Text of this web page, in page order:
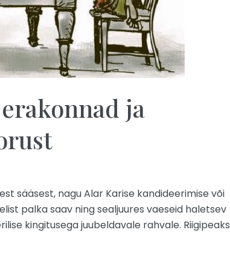
ja
sääsest, nagu Alar Karise kandideerimise või
palka saav ning sealjuures vaeseid haletsev
kingitusega juubeldavale rahvale. Riigipeaks